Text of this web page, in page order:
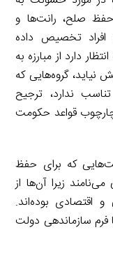
صلح، رانت‌ها و
افراد تخصیص داده
دارد از مبارزه به
نیاید، گروه‌هایی که
ندارد، ترجیح
قواعد حکومت
و والیس (۲۰۰۹) حکومت‌هایی که برای حفظ
زیرا آن‌ها از
اقتصادی بوده‌اند.
سازماندهی دولت